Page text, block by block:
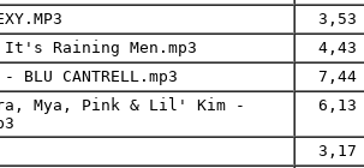
3,53
Raining Men.mp3
4,43
CANTRELL.mp3
7,44
Mya, Pink & Lil' Kim -
6,13
3,17